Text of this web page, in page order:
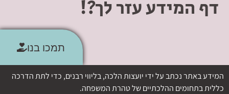
דף המידע עזר לך?!
תמכו בנו
המידע באתר נכתב על ידי יועצות הלכה, בליווי רבנים, כדי לתת הדרכה
כללית בתחומים ההלכתיים של טהרת המשפחה.